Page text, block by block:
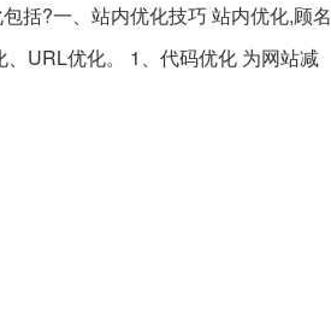
括?一、站内优化技巧 站内优化,顾名
URL优化。 1、代码优化 为网站减